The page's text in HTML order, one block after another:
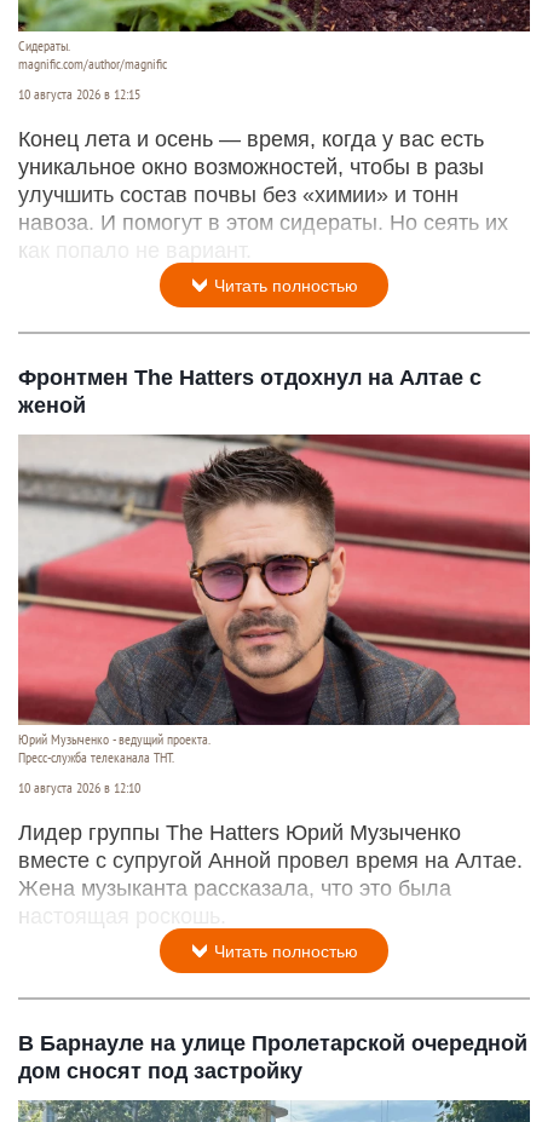
Сидераты.
magnific.com/author/magnific
10 августа 2026 в 12:15
Конец лета и осень — время, когда у вас есть
уникальное окно возможностей, чтобы в разы
улучшить состав почвы без «химии» и тонн
навоза. И помогут в этом сидераты. Но сеять их
как попало не вариант.
Читать полностью
Фронтмен The Hatters отдохнул на Алтае с
женой
Юрий Музыченко - ведущий проекта.
Пресс-служба телеканала ТНТ.
10 августа 2026 в 12:10
Лидер группы The Hatters Юрий Музыченко
вместе с супругой Анной провел время на Алтае.
Жена музыканта рассказала, что это была
настоящая роскошь.
Читать полностью
В Барнауле на улице Пролетарской очередной
дом сносят под застройку